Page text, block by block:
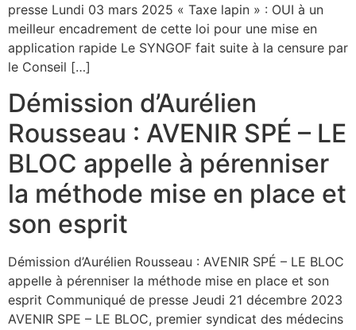
presse Lundi 03 mars 2025 « Taxe lapin » : OUI à un
meilleur encadrement de cette loi pour une mise en
application rapide Le SYNGOF fait suite à la censure par
le Conseil […]
Démission d’Aurélien
Rousseau : AVENIR SPÉ – LE
BLOC appelle à pérenniser
la méthode mise en place et
son esprit
Démission d’Aurélien Rousseau : AVENIR SPÉ – LE BLOC
appelle à pérenniser la méthode mise en place et son
esprit Communiqué de presse Jeudi 21 décembre 2023
AVENIR SPE – LE BLOC, premier syndicat des médecins